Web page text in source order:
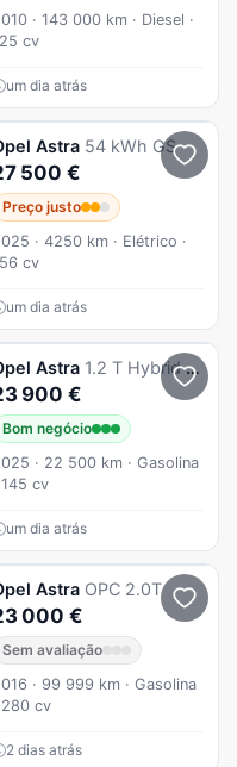
· 143 000 km · Diesel ·
cv
um dia atrás
Astra 54 kWh GS
500 €
Preço justo
· 4250 km · Elétrico ·
cv
um dia atrás
Astra 1.2 T Hybrid GS eDCT
900 €
Bom negócio
· 22 500 km · Gasolina
145 cv
um dia atrás
Astra OPC 2.0T
000 €
Sem avaliação
· 99 999 km · Gasolina
280 cv
2 dias atrás